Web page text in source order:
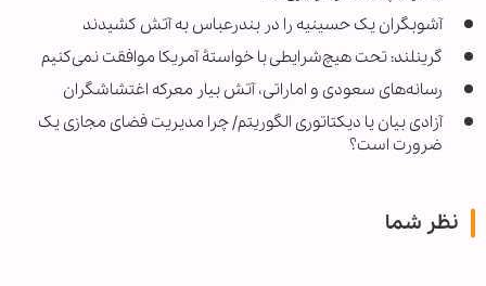
آشوبگران یک حسینیه را در بندرعباس به آتش کشیدند
گرینلند: تحت هیچ‌شرایطی با خواستۀ آمریکا موافقت نمی‌کنیم
رسانه‌های سعودی و اماراتی، آتش بیار معرکه اغتشاشگران
آزادی بیان یا دیکتاتوری الگوریتم/ چرا مدیریت فضای مجازی یک
ضرورت است؟
نظر شما